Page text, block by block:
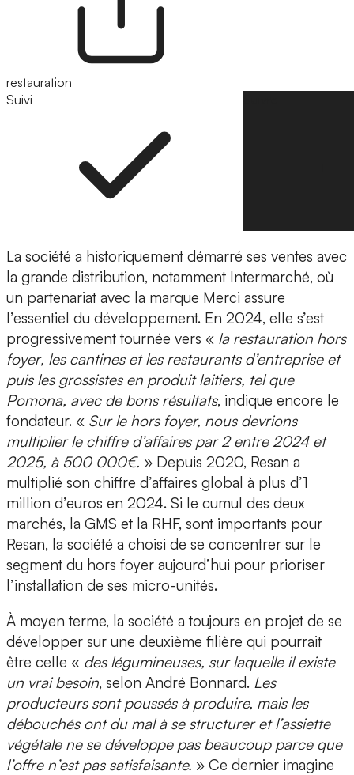
restauration
Suivi
La société a historiquement démarré ses ventes avec
la grande distribution, notamment Intermarché, où
un partenariat avec la marque Merci assure
l’essentiel du développement. En 2024, elle s’est
progressivement tournée vers « la restauration hors
foyer, les cantines et les restaurants d’entreprise et
puis les grossistes en produit laitiers, tel que
Pomona, avec de bons résultats, indique encore le
fondateur. « Sur le hors foyer, nous devrions
multiplier le chiffre d’affaires par 2 entre 2024 et
2025, à 500 000€. » Depuis 2020, Resan a
multiplié son chiffre d’affaires global à plus d’1
million d’euros en 2024. Si le cumul des deux
marchés, la GMS et la RHF, sont importants pour
Resan, la société a choisi de se concentrer sur le
segment du hors foyer aujourd’hui pour prioriser
l’installation de ses micro-unités.
À moyen terme, la société a toujours en projet de se
développer sur une deuxième filière qui pourrait
être celle « des légumineuses, sur laquelle il existe
un vrai besoin, selon André Bonnard. Les
producteurs sont poussés à produire, mais les
débouchés ont du mal à se structurer et l’assiette
végétale ne se développe pas beaucoup parce que
l’offre n’est pas satisfaisante. » Ce dernier imagine